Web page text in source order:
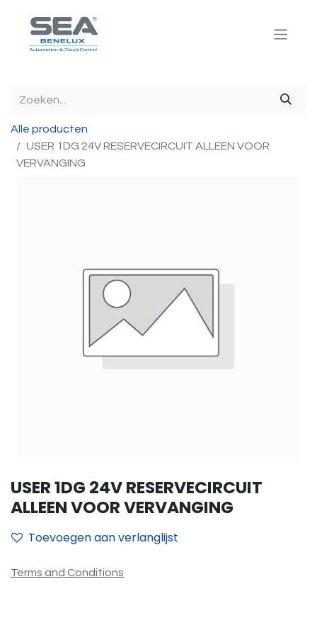
Alle producten
USER 1DG 24V RESERVECIRCUIT ALLEEN VOOR
VERVANGING
USER 1DG 24V RESERVECIRCUIT
ALLEEN VOOR VERVANGING
Toevoegen aan verlanglijst
Terms and Conditions